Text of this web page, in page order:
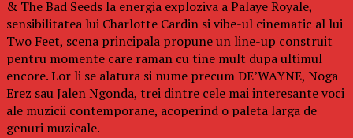
& The Bad Seeds la energia exploziva a Palaye Royale,
sensibilitatea lui Charlotte Cardin si vibe-ul cinematic al lui
Two Feet, scena principala propune un line-up construit
pentru momente care raman cu tine mult dupa ultimul
encore. Lor li se alatura si nume precum DE’WAYNE, Noga
Erez sau Jalen Ngonda, trei dintre cele mai interesante voci
ale muzicii contemporane, acoperind o paleta larga de
genuri muzicale.